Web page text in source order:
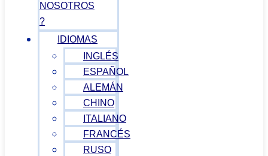
NOSOTROS
?
IDIOMAS
INGLÉS
ESPAÑOL
ALEMÁN
CHINO
ITALIANO
FRANCÉS
RUSO